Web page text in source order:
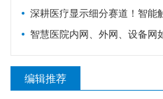
深耕医疗显示细分赛道！智能触控屏助
智慧医院内网、外网、设备网如何建设
编辑推荐